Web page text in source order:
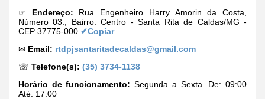
☞ Endereço: Rua Engenheiro Harry Amorin da Costa,
Número 03., Bairro: Centro - Santa Rita de Caldas/MG -
CEP 37775-000 ✔Copiar
✉ Email: rtdpjsantaritadecaldas@gmail.com
☏ Telefone(s): (35) 3734-1138
Horário de funcionamento: Segunda a Sexta. De: 09:00
Até: 17:00